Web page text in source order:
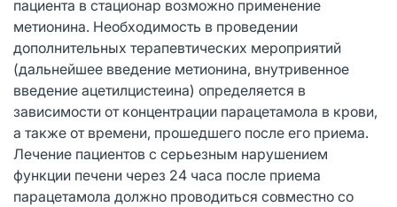
пациента в стационар возможно применение
метионина. Необходимость в проведении
дополнительных терапевтических мероприятий
(дальнейшее введение метионина, внутривенное
введение ацетилцистеина) определяется в
зависимости от концентрации парацетамола в крови,
а также от времени, прошедшего после его приема.
Лечение пациентов с серьезным нарушением
функции печени через 24 часа после приема
парацетамола должно проводиться совместно со